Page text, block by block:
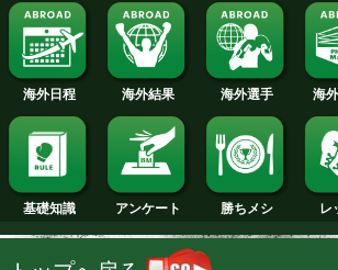
2011年
2010年
2009年